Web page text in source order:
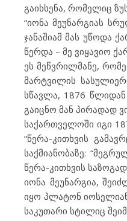
გაიხსენა, რომელიც
“იონა მეუნარგიას
ჯანაშიამ მას უწოდა
წერდა – მე ვიყავიო
ეს მეწვრილმანე,
მარტვილის
სწავლა, 1876
გაიცნო მან პირადად
საქართველოში იგი
“წერა-კითხვის
საქმიანობაზე:
წერა-კითხვის
იონა მეუნარგია,
იყო პლატონ
საკუთარი სტილიც